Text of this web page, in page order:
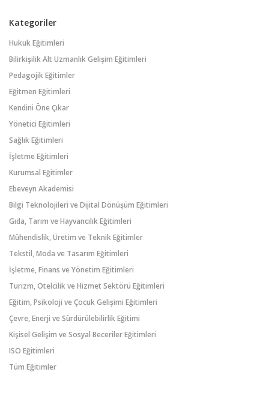
Kategoriler
Hukuk Eğitimleri
Bilirkişilik Alt Uzmanlık Gelişim Eğitimleri
Pedagojik Eğitimler
Eğitmen Eğitimleri
Kendini Öne Çıkar
Yönetici Eğitimleri
Sağlık Eğitimleri
İşletme Eğitimleri
Kurumsal Eğitimler
Ebeveyn Akademisi
Bilgi Teknolojileri ve Dijital Dönüşüm Eğitimleri
Gıda, Tarım ve Hayvancılık Eğitimleri
Mühendislik, Üretim ve Teknik Eğitimler
Tekstil, Moda ve Tasarım Eğitimleri
İşletme, Finans ve Yönetim Eğitimleri
Turizm, Otelcilik ve Hizmet Sektörü Eğitimleri
Eğitim, Psikoloji ve Çocuk Gelişimi Eğitimleri
Çevre, Enerji ve Sürdürülebilirlik Eğitimi
Kişisel Gelişim ve Sosyal Beceriler Eğitimleri
ISO Eğitimleri
Tüm Eğitimler